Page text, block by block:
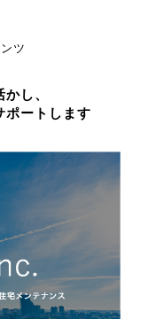
ツ
し、
ポートします